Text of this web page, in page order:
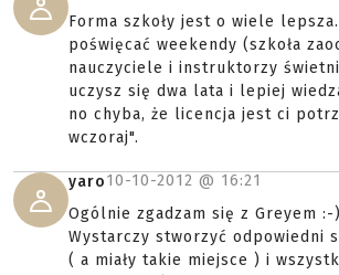
Forma szkoły jest o wiele
poświęcać weekendy (szkoła
nauczyciele i instruktorzy
uczysz się dwa lata i lepiej
no chyba, że licencja jest ci
wczoraj".
yaro10-10-2012 @ 16:21
Ogólnie zgadzam się z Greyem :-)
Wystarczy stworzyć odpowiedni
( a miały takie miejsce ) i